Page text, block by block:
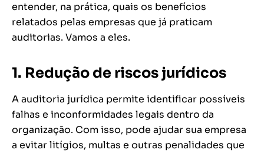
entender, na prática, quais os benefícios
relatados pelas empresas que já praticam
auditorias. Vamos a eles.
1. Redução de riscos jurídicos
A auditoria jurídica permite identificar possíveis
falhas e inconformidades legais dentro da
organização. Com isso, pode ajudar sua empresa
a evitar litígios, multas e outras penalidades que